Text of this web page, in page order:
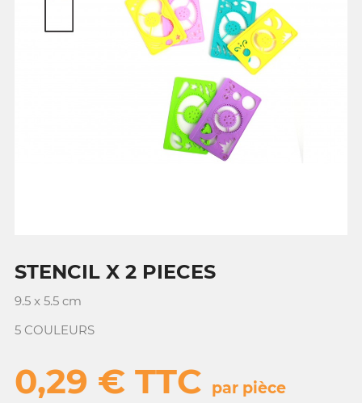
STENCIL X 2 PIECES
9.5 x 5.5 cm
5 COULEURS
0,29 € TTC par pièce